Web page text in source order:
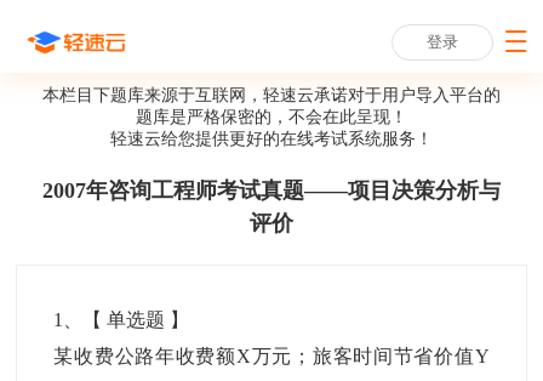
登录
本栏目下题库来源于互联网，轻速云承诺对于用户导入平台的
题库是严格保密的，不会在此呈现！
轻速云给您提供更好的在线考试系统服务！
2007年咨询工程师考试真题——项目决策分析与
评价
1 、【单选题 】
某收费公路年收费额X万元；旅客时间节省价值Y